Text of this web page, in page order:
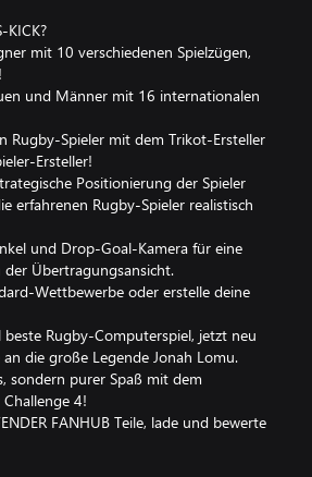
KICK?
mit 10 verschiedenen Spielzügen,
und Männer mit 16 internationalen
Rugby-Spieler mit dem Trikot-Ersteller
Ersteller!
Positionierung der Spieler
erfahrenen Rugby-Spieler realistisch
und Drop-Goal-Kamera für eine
Übertragungsansicht.
Wettbewerbe oder erstelle deine
beste Rugby-Computerspiel, jetzt neu
die große Legende Jonah Lomu.
sondern purer Spaß mit dem
4!
FANHUB Teile, lade und bewerte